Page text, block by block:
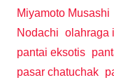
Miyamoto Musashi
Nodachi olahraga
pantai eksotis
pasar chatuchak